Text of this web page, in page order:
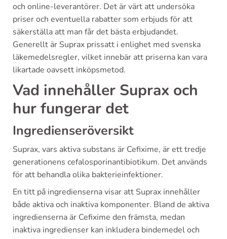
och online-leverantörer. Det är värt att undersöka
priser och eventuella rabatter som erbjuds för att
säkerställa att man får det bästa erbjudandet.
Generellt är Suprax prissatt i enlighet med svenska
läkemedelsregler, vilket innebär att priserna kan vara
likartade oavsett inköpsmetod.
Vad innehåller Suprax och
hur fungerar det
Ingredienseröversikt
Suprax, vars aktiva substans är Cefixime, är ett tredje
generationens cefalosporinantibiotikum. Det används
för att behandla olika bakterieinfektioner.
En titt på ingredienserna visar att Suprax innehåller
både aktiva och inaktiva komponenter. Bland de aktiva
ingredienserna är Cefixime den främsta, medan
inaktiva ingredienser kan inkludera bindemedel och